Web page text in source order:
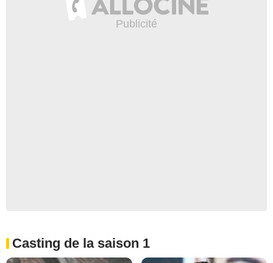
Casting de la saison 1